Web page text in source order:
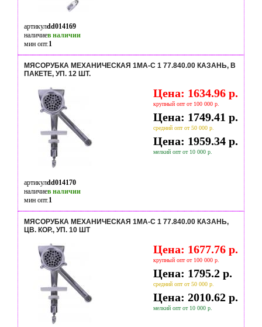
артикулdd014169
наличиев наличии
мин опт.1
МЯСОРУБКА МЕХАНИЧЕСКАЯ 1МА-С 1 77.840.00 КАЗАНЬ, В
ПАКЕТЕ, УП. 12 ШТ.
Цена: 1634.96 р.
крупный опт от 100 000 р.
Цена: 1749.41 р.
средний опт от 50 000 р.
Цена: 1959.34 р.
мелкий опт от 10 000 р.
артикулdd014170
наличиев наличии
мин опт.1
МЯСОРУБКА МЕХАНИЧЕСКАЯ 1МА-С 1 77.840.00 КАЗАНЬ,
ЦВ. КОР., УП. 10 ШТ
Цена: 1677.76 р.
крупный опт от 100 000 р.
Цена: 1795.2 р.
средний опт от 50 000 р.
Цена: 2010.62 р.
мелкий опт от 10 000 р.